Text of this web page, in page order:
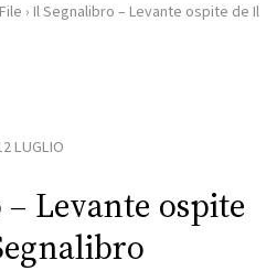
› Il Segnalibro – Levante ospite de Il
LUGLIO
Levante ospite